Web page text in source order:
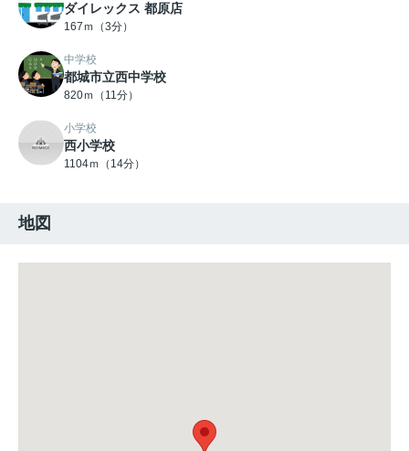
ダイレックス 都原店
167ｍ（3分）
中学校
都城市立西中学校
820ｍ（11分）
小学校
西小学校
1104ｍ（14分）
地図